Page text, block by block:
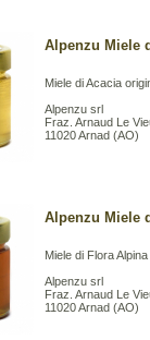
Alpenzu Miele
Miele di Acacia
Alpenzu srl
Fraz. Arnaud Le
11020 Arnad (AO)
Alpenzu Miele
Miele di Flora
Alpenzu srl
Fraz. Arnaud Le
11020 Arnad (AO)